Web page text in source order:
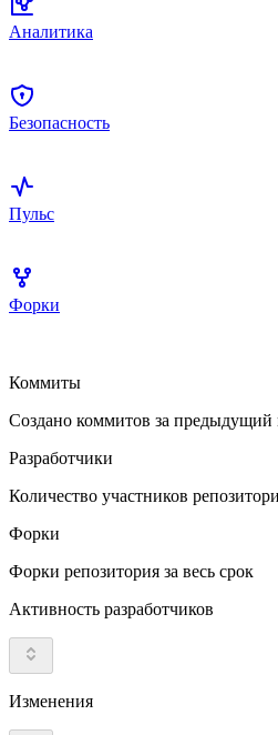
Аналитика
Безопасность
Пульс
Форки
Коммиты
Создано коммитов за предыдущий
Разработчики
Количество участников
Форки
Форки репозитория за весь срок
Активность разработчиков
Изменения